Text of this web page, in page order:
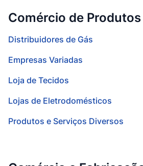
Comércio de
Distribuidores de Gás
Empresas Variadas
Loja de Tecidos
Lojas de Eletrodomésticos
Produtos e Serviços Diversos